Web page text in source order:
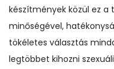
készítmények közül ez a
minőségével,
tökéletes választás
legtöbbet kihozni